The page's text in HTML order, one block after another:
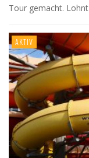
Tour gemacht. Lohnt
AKTIV